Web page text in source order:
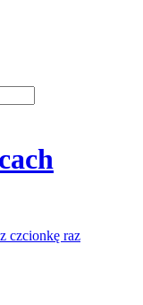
czcionkę raz